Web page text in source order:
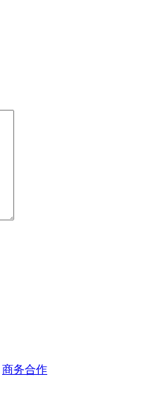
商务合作